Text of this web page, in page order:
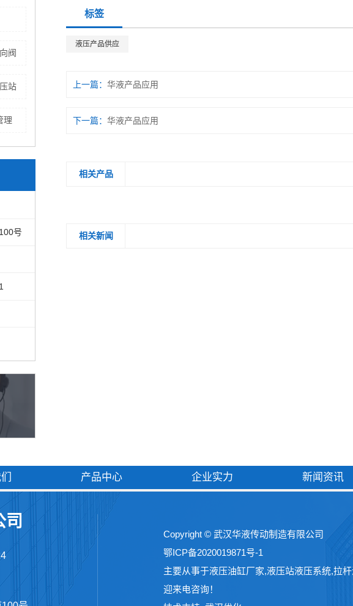
阀
站
理
号
标签
液压产品供应
上一篇： 华液产品应用
下一篇： 华液产品应用
相关产品
相关新闻
产品中心 企业实力 新闻资讯
Copyright © 武汉华液传动制造有限公司
鄂ICP备2020019871号-1
主要从事于液压油缸厂家,液压站液压系统,拉
迎来电咨询！